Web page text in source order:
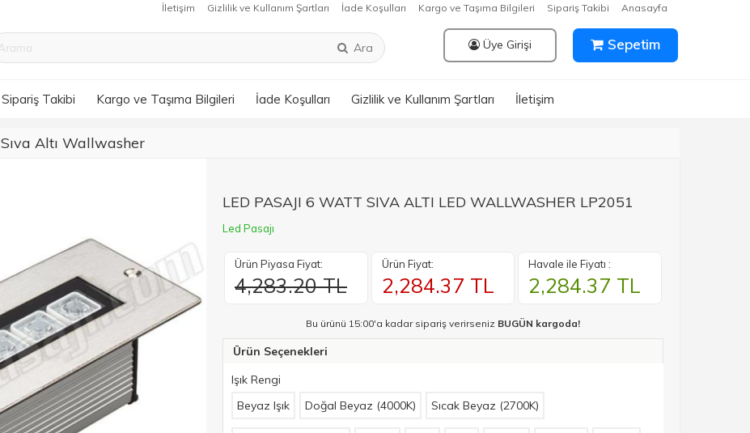
Anasayfa
Sipariş Takibi
Kargo ve Taşıma Bilgileri
İade Koşulları
Gizlilik ve Kullanım Şartları
İletişim
Ara Üye Girişi Sepetim
Sipariş Takibi Kargo ve Taşıma Bilgileri İade Koşulları Gizlilik ve Kullanım Şartları İletişim
Sıva Altı Wallwasher
LED PASAJI 6 WATT SIVA ALTI LED WALLWASHER LP2051
Led Pasajı
Ürün Piyasa Fiyat:
4,283.20 TL
Ürün Fiyat:
2,284.37 TL
Havale ile Fiyatı :
2,284.37 TL
Bu ürünü 15:00'a kadar sipariş verirseniz BUGÜN kargoda!
Ürün Seçenekleri
Işık Rengi
Beyaz Işık
Doğal Beyaz (4000K) Sıcak Beyaz (2700K)